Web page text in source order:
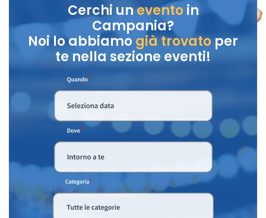
Cerchi unevento in
Campania?
Noi lo abbiamo già trovatoper
te nella sezione eventi!